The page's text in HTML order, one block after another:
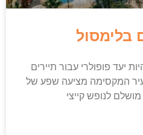
בלימסול
יעד פופולרי עבור תיירים
המקסימה מציעה שפע של
מושלם לנופש קייצי